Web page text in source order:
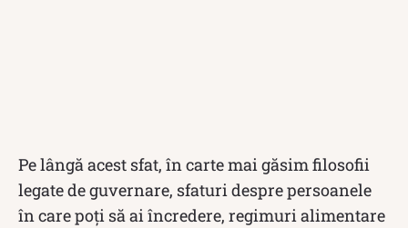
Pe lângă acest sfat, în carte mai găsim filosofii
legate de guvernare, sfaturi despre persoanele
în care poţi să ai încredere, regimuri alimentare